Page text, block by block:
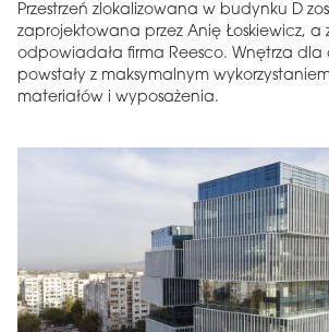
Przestrzeń zlokalizowana w budynku D
zaprojektowana przez Anię Łoskiewicz, a
odpowiadała firma Reesco. Wnętrza dla
powstały z maksymalnym
materiałów i wyposażenia.